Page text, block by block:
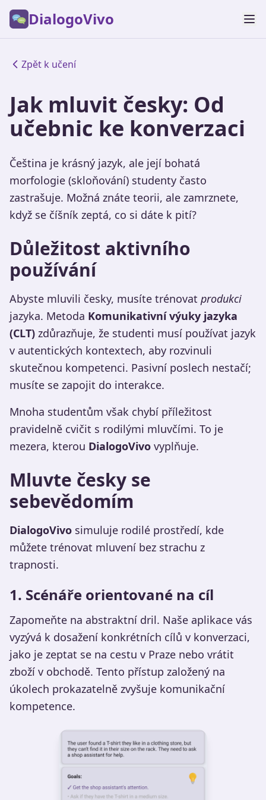
DialogoVivo
Zpět k učení
Jak mluvit česky: Od
učebnic ke konverzaci
Čeština je krásný jazyk, ale její bohatá
morfologie (skloňování) studenty často
zastrašuje. Možná znáte teorii, ale zamrznete,
když se číšník zeptá, co si dáte k pití?
Důležitost aktivního
používání
Abyste mluvili česky, musíte trénovat produkci
jazyka. Metoda Komunikativní výuky jazyka
(CLT) zdůrazňuje, že studenti musí používat jazyk
v autentických kontextech, aby rozvinuli
skutečnou kompetenci. Pasivní poslech nestačí;
musíte se zapojit do interakce.
Mnoha studentům však chybí příležitost
pravidelně cvičit s rodilými mluvčími. To je
mezera, kterou DialogoVivo vyplňuje.
Mluvte česky se
sebevědomím
DialogoVivo simuluje rodilé prostředí, kde
můžete trénovat mluvení bez strachu z
trapnosti.
1. Scénáře orientované na cíl
Zapomeňte na abstraktní dril. Naše aplikace vás
vyzývá k dosažení konkrétních cílů v konverzaci,
jako je zeptat se na cestu v Praze nebo vrátit
zboží v obchodě. Tento přístup založený na
úkolech prokazatelně zvyšuje komunikační
kompetence.